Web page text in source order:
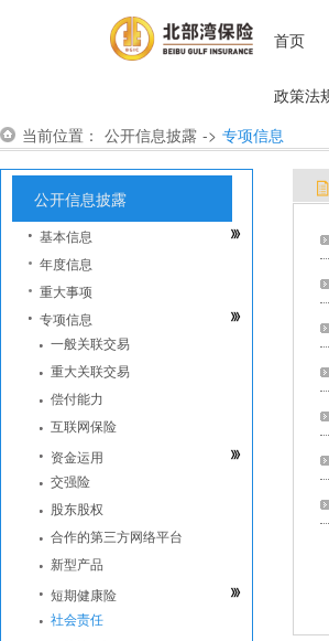
首页
政策法
当前位置： 公开信息披露 -> 专项信息
公开信息披露
基本信息
年度信息
重大事项
专项信息
一般关联交易
重大关联交易
偿付能力
互联网保险
资金运用
交强险
股东股权
合作的第三方网络平台
新型产品
短期健康险
社会责任